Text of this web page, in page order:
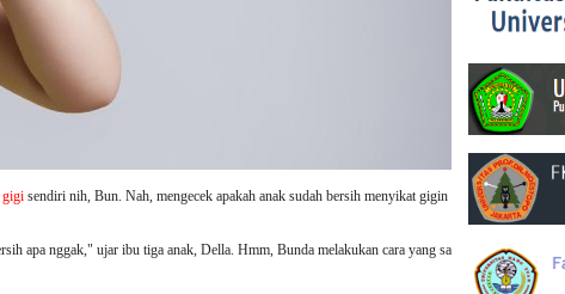
gigi sendiri nih, Bun. Nah, mengecek apakah anak sudah bersih menyikat gigin
apa nggak," ujar ibu tiga anak, Della. Hmm, Bunda melakukan cara yang sa